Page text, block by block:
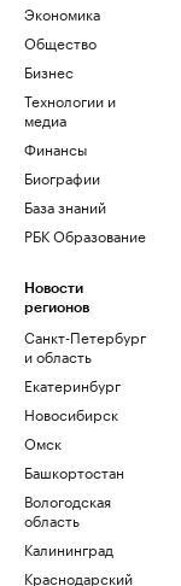
Экономика
Общество
Бизнес
Технологии и
медиа
Финансы
Биографии
База знаний
РБК Образование
Новости
регионов
Санкт-Петербург
и область
Екатеринбург
Новосибирск
Омск
Башкортостан
Вологодская
область
Калининград
Краснодарский